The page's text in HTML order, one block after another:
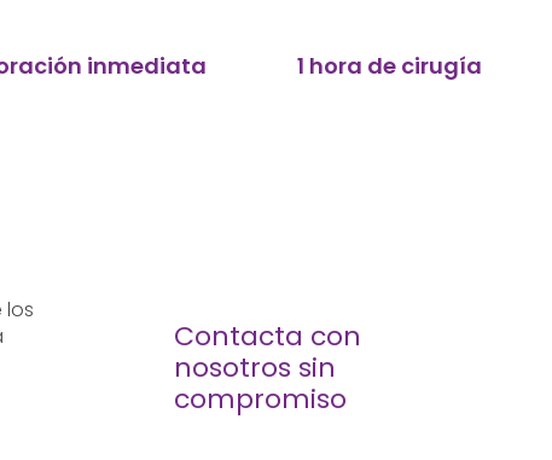
inmediata 1 hora de cirugía
los
Contacta con
nosotros sin
compromiso